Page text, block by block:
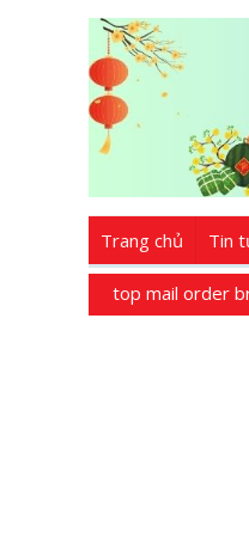
Trang chủ Tin
top mail order